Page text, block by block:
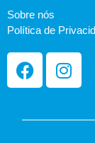
Sobre nós
Política de